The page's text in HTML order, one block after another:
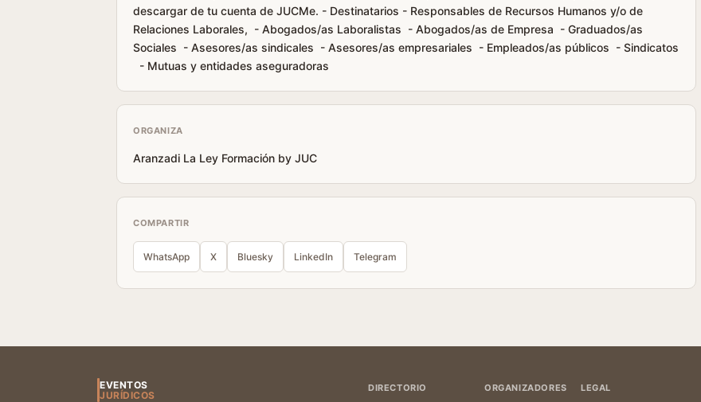
descargar de tu cuenta de JUCMe. - Destinatarios - Responsables de Recursos Humanos y/o de
Relaciones Laborales, - Abogados/as Laboralistas - Abogados/as de Empresa - Graduados/as
Sociales - Asesores/as sindicales - Asesores/as empresariales - Empleados/as públicos - Sindicatos
- Mutuas y entidades aseguradoras
ORGANIZA
Aranzadi La Ley Formación by JUC
COMPARTIR
WhatsApp X Bluesky LinkedIn Telegram
EVENTOS
JURÍDICOS
DIRECTORIO ORGANIZADORES LEGAL